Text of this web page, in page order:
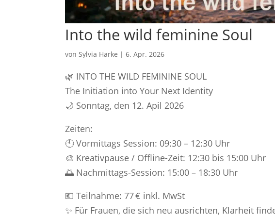
Into the wild feminine Soul
vonSylvia Harke |6. Apr. 2026
🌿 INTO THE WILD FEMININE SOUL
The Initiation into Your Next Identity
🌙 Sonntag, den 12. Apil 2026
Zeiten:
🕙 Vormittags Session: 09:30 – 12:30 Uhr
🎨 Kreativpause / Offline-Zeit: 12:30 bis 15:00 Uhr
🌅 Nachmittags-Session: 15:00 – 18:30 Uhr
💶 Teilnahme: 77 € inkl. MwSt
✨ Für Frauen, die sich neu ausrichten, Klarheit